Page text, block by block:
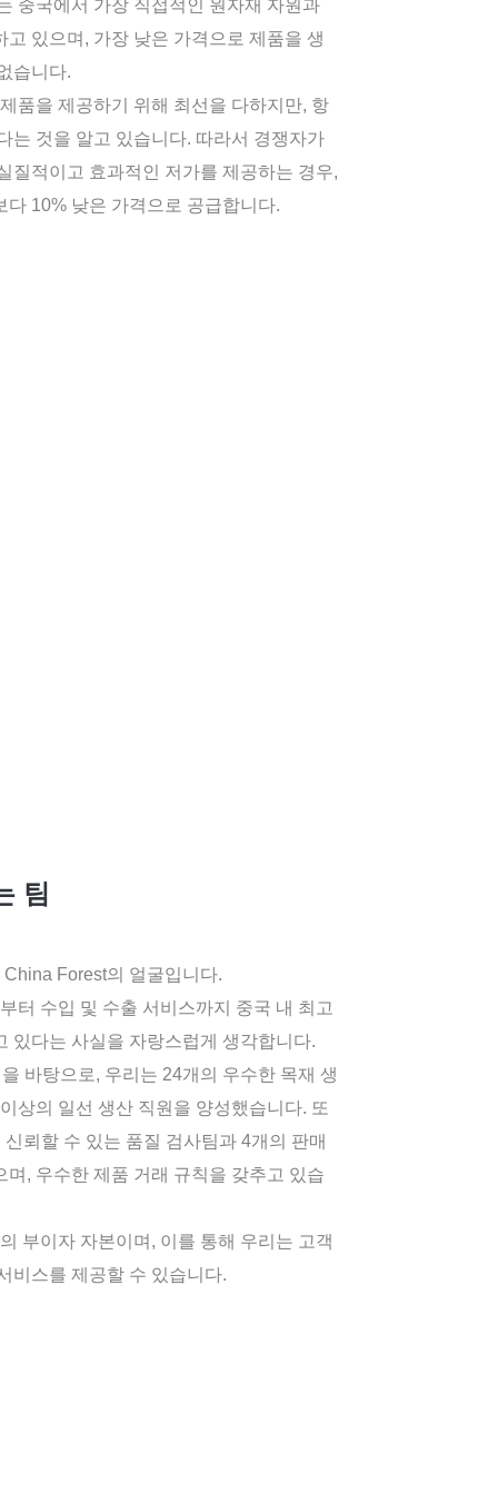
중국에서 가장 직접적인 원자재 자원과
고 있으며, 가장 낮은 가격으로 제품을 생
습니다.
품을 제공하기 위해 최선을 다하지만, 항
는 것을 알고 있습니다. 따라서 경쟁자가
질적이고 효과적인 저가를 제공하는 경우,
다 10% 낮은 가격으로 공급합니다.
팀
Forest의 얼굴입니다.
터 수입 및 수출 서비스까지 중국 내 최고
있다는 사실을 자랑스럽게 생각합니다.
바탕으로, 우리는 24개의 우수한 목재 생
상의 일선 생산 직원을 양성했습니다. 또
뢰할 수 있는 품질 검사팀과 4개의 판매
며, 우수한 제품 거래 규칙을 갖추고 있습
부이자 자본이며, 이를 통해 우리는 고객
비스를 제공할 수 있습니다.